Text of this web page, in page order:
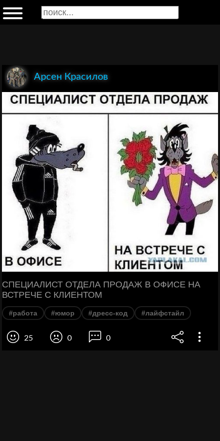
Арсен Красилов
СПЕЦИАЛИСТ ОТДЕЛА ПРОДАЖ В ОФИСЕ НА
ВСТРЕЧЕ С КЛИЕНТОМ
#работа #юмор #дресс-код #лайфстайл
25 0 0